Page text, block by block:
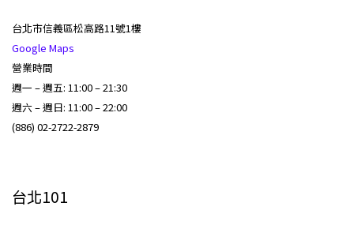
台北市信義區松高路11號1樓
Google Maps
營業時間
週一 – 週五: 11:00 – 21:30
週六 – 週日: 11:00 – 22:00
(886) 02-2722-2879
台北101